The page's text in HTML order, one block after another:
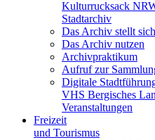
Kulturrucksack
Stadtarchiv
Das Archiv stellt
Das Archiv nutzen
Archivpraktikum
Aufruf zur
Digitale
VHS Bergisches
Veranstaltungen
Freizeit
und Tourismus